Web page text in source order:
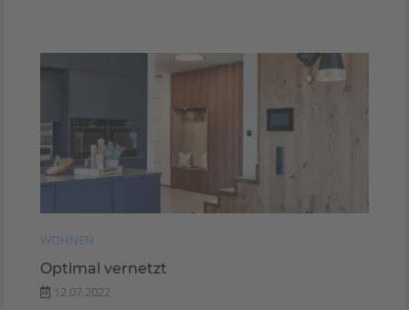
WOHNEN
Optimal vernetzt
12.07.2022